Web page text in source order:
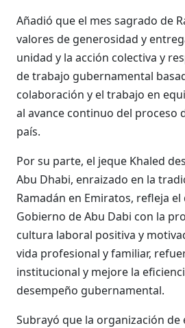
Añadió que el mes sagrado de
valores de generosidad y
unidad y la acción colectiva y
de trabajo gubernamental
colaboración y el trabajo en
al avance continuo del proceso
país.
Por su parte, el jeque Khaled
Abu Dhabi, enraizado en la
Ramadán en Emiratos, refleja
Gobierno de Abu Dabi con la
cultura laboral positiva y
vida profesional y familiar,
institucional y mejore la
desempeño gubernamental.
Subrayó que la organización de